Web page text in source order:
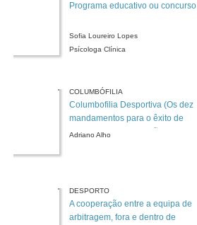
Programa educativo ou concurso
Sofia Loureiro Lopes
Psícologa Clínica
COLUMBÓFILIA
Columbofilia Desportiva (Os dez
mandamentos para o êxito de
uma solta - Continuação)
Adriano Alho
DESPORTO
A cooperação entre a equipa de
arbitragem, fora e dentro de